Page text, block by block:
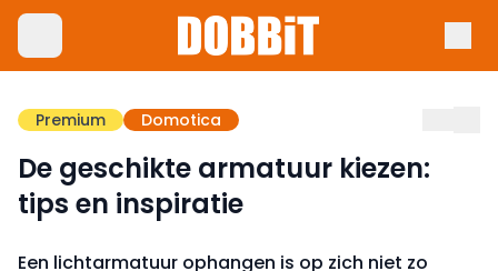
Premium Domotica
De geschikte armatuur kiezen:
tips en inspiratie
Een lichtarmatuur ophangen is op zich niet zo